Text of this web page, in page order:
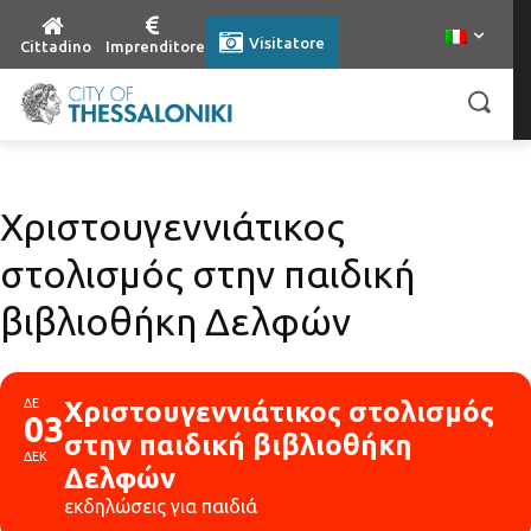
Cittadino Imprenditore Visitatore
Χριστουγεννιάτικος
στολισμός στην παιδική
βιβλιοθήκη Δελφών
ΔΕ
03
ΔΕΚ
Χριστουγεννιάτικος στολισμός
στην παιδική βιβλιοθήκη
Δελφών
εκδηλώσεις για παιδιά